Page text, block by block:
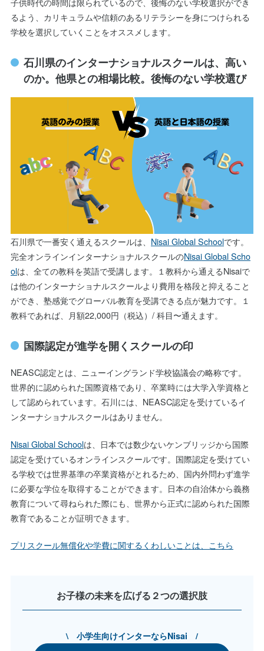
るよう、カリキュラムや信頼のあるリテラシーを身につけられる
学校を選択していくことをオススメします。
石川県のインターナショナルスクールは、高い
のか。他県との相場比較。後悔のない学校選び
石川県で一番安く通えるスクールは、 Nisai Global Schoolです。
完全オンラインインターナショナルスクールのNisai Global Scho
olは、全ての教科を英語で受講します。１教科から通えるNisaiで
は他のインターナショナルスクールより費用を格段と抑えること
ができ、塾感覚でグローバル教育を受講できる点が魅力です。１
教科であれば、​​月額22,000円（税込）/ 科目〜通えます。
国際認定が進学を開くスクールの印
NEASC認定とは、ニューイングランド学校協議会の略称です。
世界的に認められた国際資格であり、卒業時には大学入学資格と
して認められています。石川には、NEASC認定を受けているイ
ンターナショナルスクールはありません。
Nisai Global Schoolは、日本では数少ないケンブリッジから国際
認定を受けているオンラインスクールです。国際認定を受けてい
る学校では世界基準の卒業資格がとれるため、国内外問わず進学
に必要な学位を取得することができます。日本の自治体から義務
教育について尋ねられた際にも、世界から正式に認められた国際
教育であることが証明できます。
プリスクール無償化や学費に関するくわしいことは、こちら
お子様の未来を広げる２つの選択肢
\ 小学生向けインターならNisai /